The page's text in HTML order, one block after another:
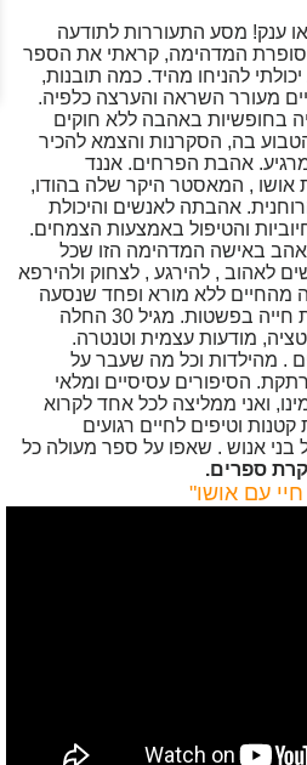
ענק! מסע התעוררות לתודעה
המדהימה, קראתי את הספר
להניחו מהיד. כמה תובנות,
מעורר השראה והערצה כלפיה.
בחופשיות באהבה ללא חוקים
בה, הסקרנות והצמא להכיר
אהבת הפרחים. אננד
, המאסטר היקר שלה בהודו,
אהבתה לאנשים והיכולת
והטיפול באמצעות הצמחים.
באישה המדהימה הזו שכל
לאהוב , להירגע , לצחוק ולהירפא
מהחיים ללא מורא ופחד שנסעה
בעולם מגיל 21 לבד וחיה את חייה בפשטות. מגיל 30 החלה
מודעות עצמית וטנטרה.
. מהילדות וכל מה שעבר על
הסיפורים עסיסיים ומלאי
ואני ממליצה לכל אחד לקרוא
וטיפים לחיים רגועים
בני אנוש . שאפו על ספר מעולה כל
ספרים.
עם אושו"